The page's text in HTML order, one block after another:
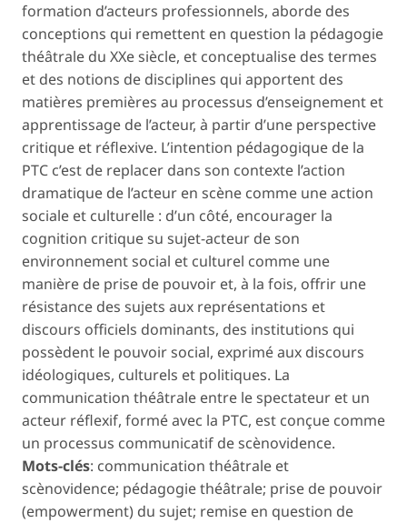
formation d’acteurs professionnels, aborde des
conceptions qui remettent en question la pédagogie
théâtrale du XXe siècle, et conceptualise des termes
et des notions de disciplines qui apportent des
matières premières au processus d’enseignement et
apprentissage de l’acteur, à partir d’une perspective
critique et réflexive. L’intention pédagogique de la
PTC c’est de replacer dans son contexte l’action
dramatique de l’acteur en scène comme une action
sociale et culturelle : d’un côté, encourager la
cognition critique su sujet-acteur de son
environnement social et culturel comme une
manière de prise de pouvoir et, à la fois, offrir une
résistance des sujets aux représentations et
discours officiels dominants, des institutions qui
possèdent le pouvoir social, exprimé aux discours
idéologiques, culturels et politiques. La
communication théâtrale entre le spectateur et un
acteur réflexif, formé avec la PTC, est conçue comme
un processus communicatif de scènovidence.
Mots-clés: communication théâtrale et
scènovidence; pédagogie théâtrale; prise de pouvoir
(empowerment) du sujet; remise en question de